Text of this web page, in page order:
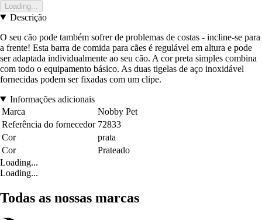
Loading...
Descrição
O seu cão pode também sofrer de problemas de costas - incline-se para
a frente! Esta barra de comida para cães é regulável em altura e pode
ser adaptada individualmente ao seu cão. A cor preta simples combina
com todo o equipamento básico. As duas tigelas de aço inoxidável
fornecidas podem ser fixadas com um clipe.
Informações adicionais
Marca
Nobby Pet
Referência do fornecedor 72833
Cor
prata
Cor
Prateado
Loading...
Loading...
Todas as nossas marcas